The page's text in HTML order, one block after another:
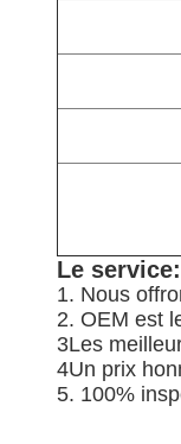
Le service:
1. Nous
2. OEM est
3Les
4Un prix
5. 100%